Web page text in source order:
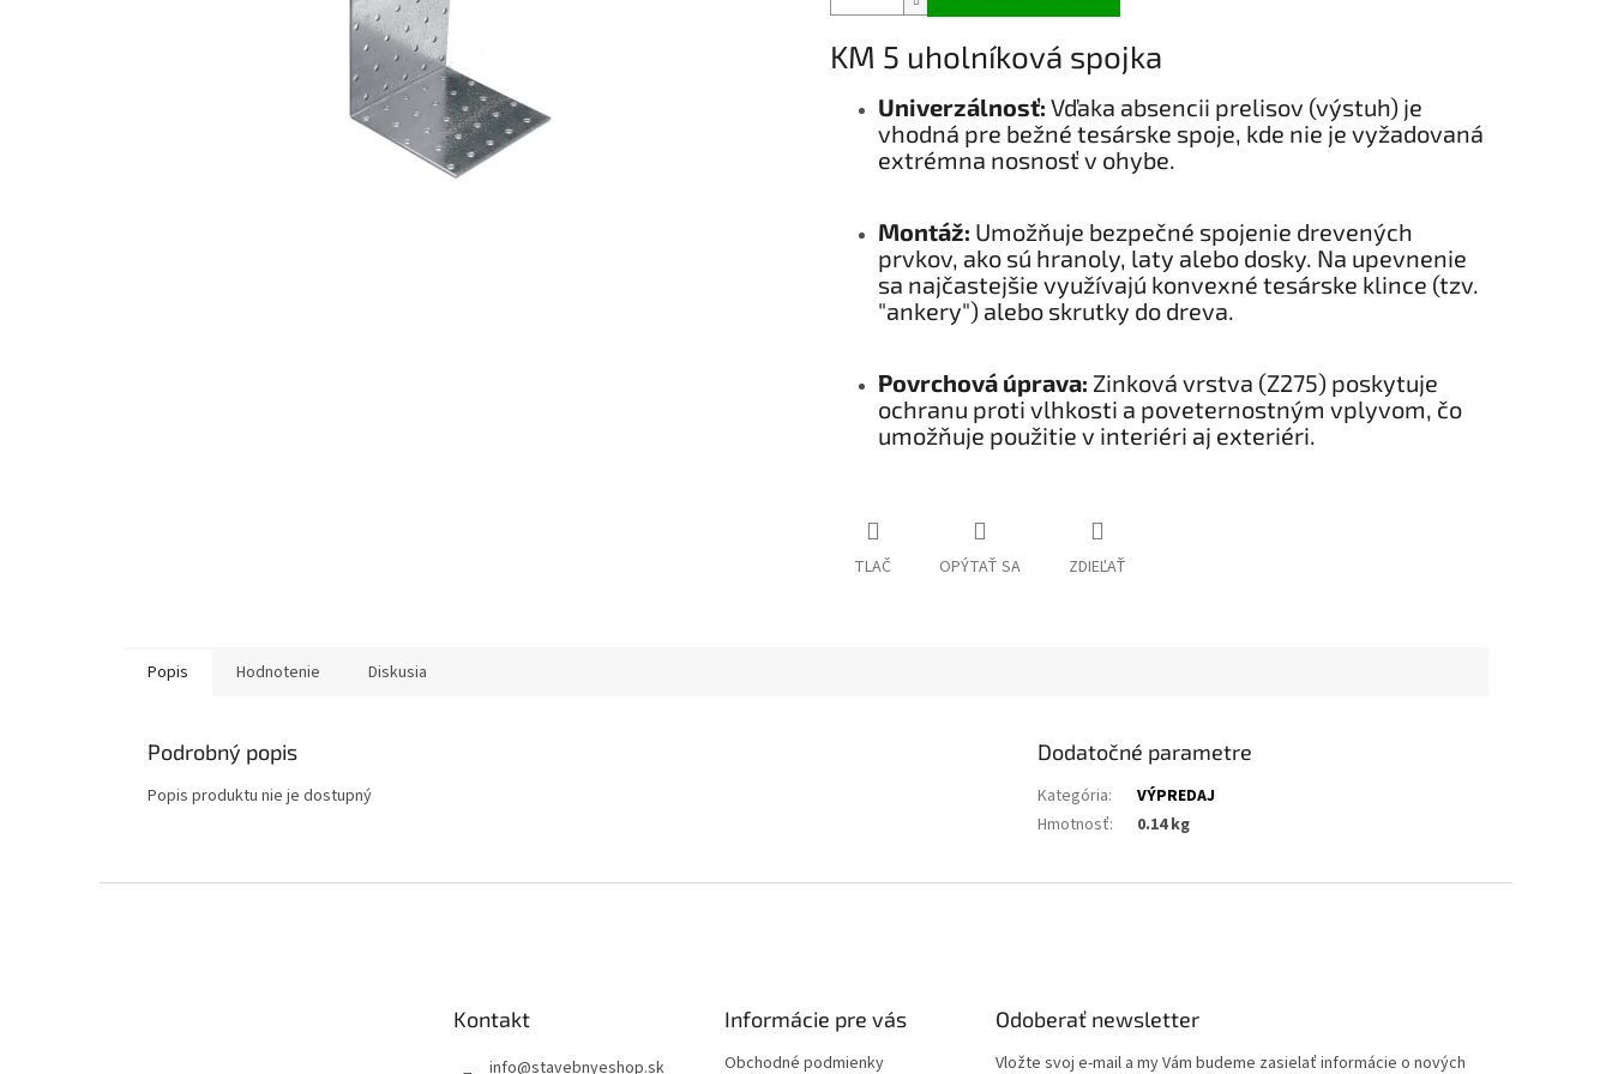
KM 5 uholníková spojka
Univerzálnosť: Vďaka absencii prelisov (výstuh) je
vhodná pre bežné tesárske spoje, kde nie je vyžadovaná
extrémna nosnosť v ohybe.
Montáž: Umožňuje bezpečné spojenie drevených
prvkov, ako sú hranoly, laty alebo dosky. Na upevnenie
sa najčastejšie využívajú konvexné tesárske klince (tzv.
"ankery") alebo skrutky do dreva.
Povrchová úprava: Zinková vrstva (Z275) poskytuje
ochranu proti vlhkosti a poveternostným vplyvom, čo
umožňuje použitie v interiéri aj exteriéri.
TLAČ OPÝTAŤ SA ZDIEĽAŤ
Popis Hodnotenie Diskusia
Podrobný popis
Popis produktu nie je dostupný
Dodatočné parametre
Kategória:
VÝPREDAJ
Hmotnosť: 0.14 kg
Kontakt
info@stavebnyeshop.sk
Informácie pre vás
Obchodné podmienky
Odoberať newsletter
Vložte svoj e-mail a my Vám budeme zasielať informácie o nových